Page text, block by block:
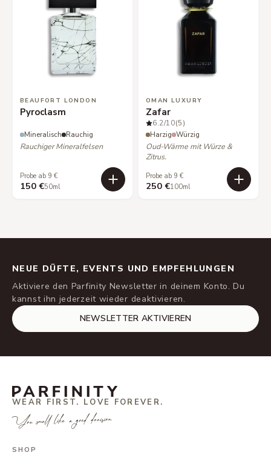
BEAUFORT LONDON
Pyroclasm
Mineralisch Rauchig
Rauchiger Mineralfelsen
Probe ab 9 €
150 €50ml
OMAN LUXURY
Zafar
6.2/10(5)
Harzig Würzig
Oud-Wärme mit Würze &
Zitrus.
Probe ab 9 €
250 €100ml
NEUE DÜFTE, EVENTS UND EMPFEHLUNGEN
Aktiviere den Parfinity Newsletter in deinem Konto. Du
kannst ihn jederzeit wieder deaktivieren.
NEWSLETTER AKTIVIEREN
WEAR FIRST. LOVE FOREVER.
You smell like a good decision.
SHOP